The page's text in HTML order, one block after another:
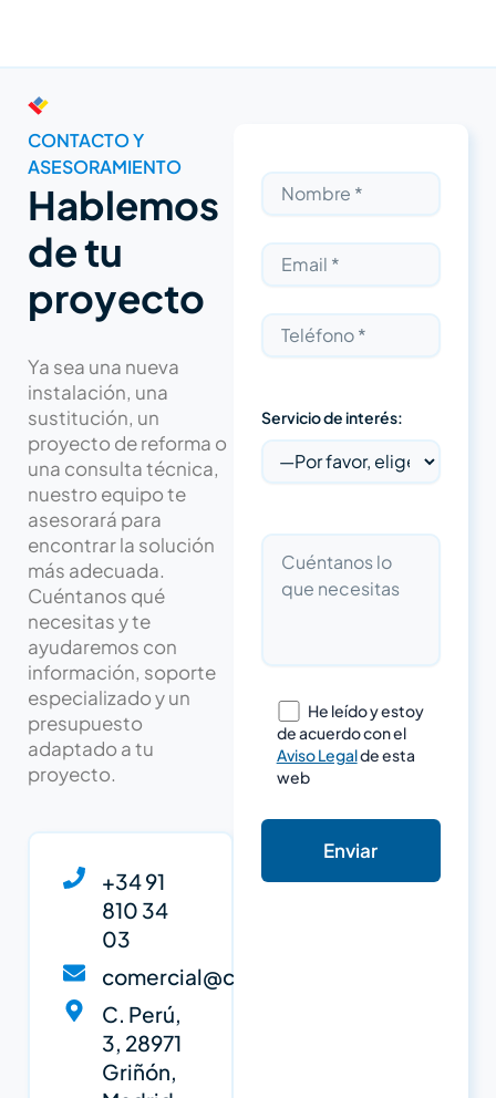
CONTACTO Y
ASESORAMIENTO
Hablemos
de tu
proyecto
Ya sea una nueva
instalación, una
sustitución, un
proyecto de reforma o
una consulta técnica,
nuestro equipo te
asesorará para
encontrar la solución
más adecuada.
Cuéntanos qué
necesitas y te
ayudaremos con
información, soporte
especializado y un
presupuesto
adaptado a tu
proyecto.
+34 91
810 34
03
comercial@cypsa.net
C. Perú,
3, 28971
Griñón,
Servicio de interés:
He leído y estoy
de acuerdo con el
Aviso Legalde esta
web